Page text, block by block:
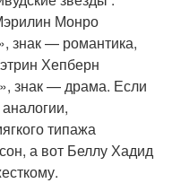
Монро
знак — романтика,
Хепберн
знак — драма. Если
типажа
а вот Беллу Хадид